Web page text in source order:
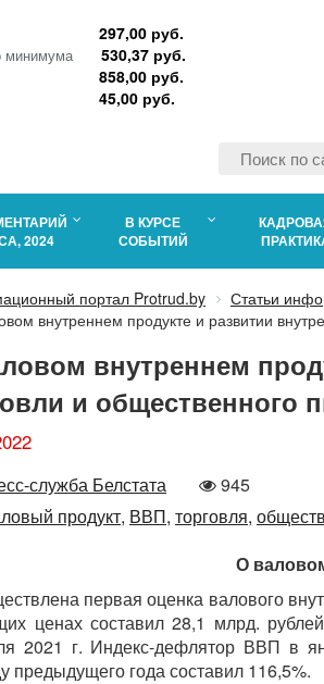
297,00 руб.
минимума 530,37 руб.
858,00 руб.
45,00 руб.
2024
В КУРСЕ
СОБЫТИЙ
портал Protrud.by Статьи
внутреннем продукте и развитии
внутреннем
и общественного
служба Белстата
Количество
просмотров
945
продукт, ВВП, торговля,
О
первая оценка валового
ценах составил 28,1 млрд.
2021 г. Индекс-дефлятор ВВП в
предыдущего года составил 116,5%.